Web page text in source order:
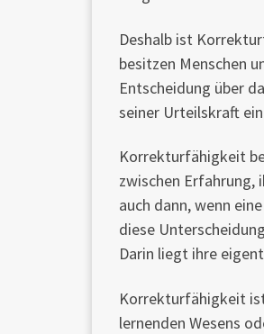
Deshalb ist
besitzen Menschen
Entscheidung über
seiner Urteilskraft
Korrekturfähigkeit
zwischen
auch dann, wenn
diese
Darin liegt ihre
Korrekturfähigkeit
lernenden Wesens